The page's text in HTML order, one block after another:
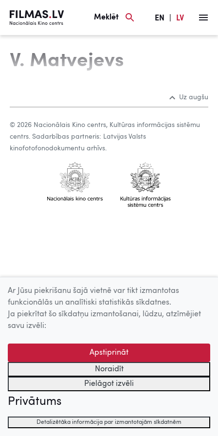
Meklēt EN LV
V. Matvejevs
Uz augšu
© 2026 Nacionālais Kino centrs, Kultūras informācijas sistēmu
centrs. Sadarbības partneris: Latvijas Valsts
kinofotofonodokumentu arhīvs.
Ar Jūsu piekrišanu šajā vietnē var tikt izmantotas
funkcionālās un analītiski statistikās sīkdatnes.
Ja piekrītat šo sīkdatņu izmantošanai, lūdzu, atzīmējiet
savu izvēli:
Apstiprināt
Noraidīt
Pielāgot izvēli
Privātums
Detalizētāka informācija par izmantotajām sīkdatnēm